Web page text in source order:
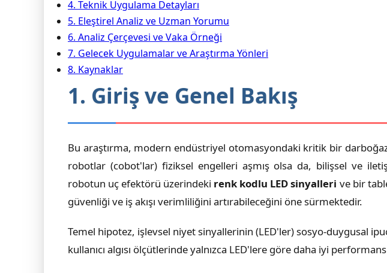
4. Teknik Uygulama Detayları
5. Eleştirel Analiz ve Uzman Yorumu
6. Analiz Çerçevesi ve Vaka Örneği
7. Gelecek Uygulamalar ve Araştırma Yönleri
8. Kaynaklar
1. Giriş ve Genel Bakış
Bu araştırma, modern endüstriyel otomasyondaki kritik bir
robotlar (cobot'lar) fiziksel engelleri aşmış olsa da, bilişsel ve
robotun uç efektörü üzerindeki renk kodlu LED sinyalleri ve bir
güvenliği ve iş akışı verimliliğini artırabileceğini öne sürmektedir.
Temel hipotez, işlevsel niyet sinyallerinin (LED'ler) sosyo-duygusal
kullanıcı algısı ölçütlerinde yalnızca LED'lere göre daha iyi